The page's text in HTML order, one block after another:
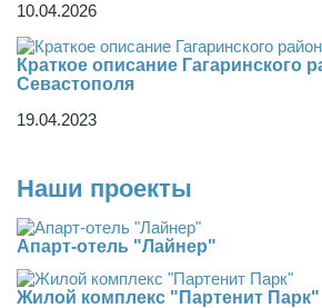
10.04.2026
Краткое описание Гагаринского
Севастополя
19.04.2023
Наши проекты
Апарт-отель "Лайнер"
Жилой комплекс "Партенит Парк"